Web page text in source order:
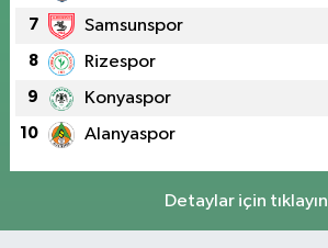
7 Samsunspor
8 Rizespor
9 Konyaspor
10 Alanyaspor
Detaylar için tıklayın